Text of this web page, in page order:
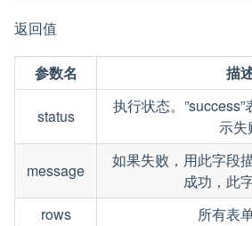
返回值
参数名 描
status
执行状态。”success”
示失
message
如果失败，用此字段
成功，此
rows
所有表